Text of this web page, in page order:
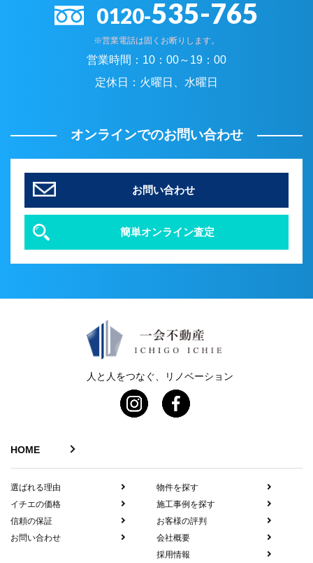
0120-535-765
※営業電話は固くお断りします。
営業時間： 10：00～19：00
定休日： 火曜日、水曜日
オンラインでのお問い合わせ
お問い合わせ
簡単オンライン査定
人と人をつなぐ、リノベーション
HOME
選ばれる理由
イチエの価格
信頼の保証
お問い合わせ
物件を探す
施工事例を探す
お客様の評判
会社概要
採用情報